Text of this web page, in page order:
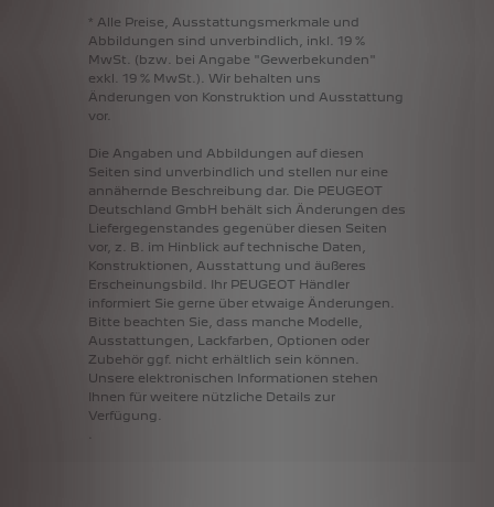
* Alle Preise, Ausstattungsmerkmale und
Abbildungen sind unverbindlich, inkl. 19 %
MwSt. (bzw. bei Angabe "Gewerbekunden"
exkl. 19 % MwSt.). Wir behalten uns
Änderungen von Konstruktion und Ausstattung
vor.
Die Angaben und Abbildungen auf diesen
Seiten sind unverbindlich und stellen nur eine
annähernde Beschreibung dar. Die PEUGEOT
Deutschland GmbH behält sich Änderungen des
Liefergegenstandes gegenüber diesen Seiten
vor, z. B. im Hinblick auf technische Daten,
Konstruktionen, Ausstattung und äußeres
Erscheinungsbild. Ihr PEUGEOT Händler
informiert Sie gerne über etwaige Änderungen.
Bitte beachten Sie, dass manche Modelle,
Ausstattungen, Lackfarben, Optionen oder
Zubehör ggf. nicht erhältlich sein können.
Unsere elektronischen Informationen stehen
Ihnen für weitere nützliche Details zur
Verfügung.
.